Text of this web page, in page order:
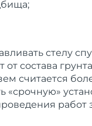
стелу
состава
считается